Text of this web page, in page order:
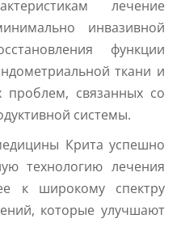
лечение
инвазивной
функции
ткани и
связанных со
системы.
Крита успешно
технологию лечения
к широкому спектру
которые улучшают